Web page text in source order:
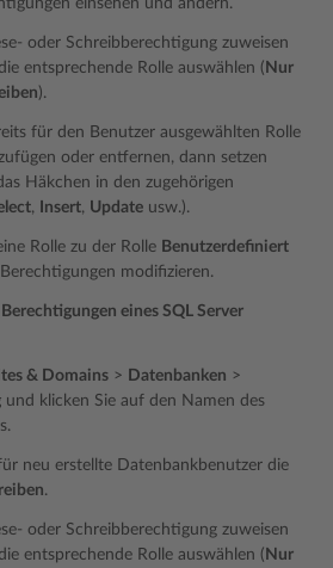
einsehen und ändern.
oder Schreibberechtigung zuweisen
entsprechende Rolle auswählen ( Nur
).
für den Benutzer ausgewählten Rolle
oder entfernen, dann setzen
Häkchen in den zugehörigen
, Insert, Update usw.).
Rolle zu der Rolle Benutzerdefiniert
modifizieren.
eines SQL Server
& Domains > Datenbanken >
und klicken Sie auf den Namen des
neu erstellte Datenbankbenutzer die
.
oder Schreibberechtigung zuweisen
entsprechende Rolle auswählen ( Nur